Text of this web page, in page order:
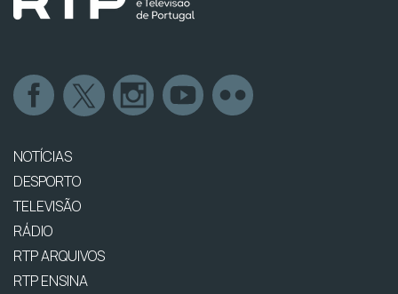
NOTÍCIAS
DESPORTO
TELEVISÃO
RÁDIO
RTP ARQUIVOS
RTP ENSINA